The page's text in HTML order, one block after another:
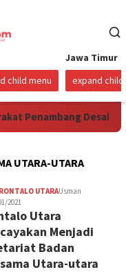
child menu
Jawa Timur
expand child
Penambang Desak
UTARA-UTARA
UTARAUsman
2021
Utara
Menjadi
Badan
Utara-utara